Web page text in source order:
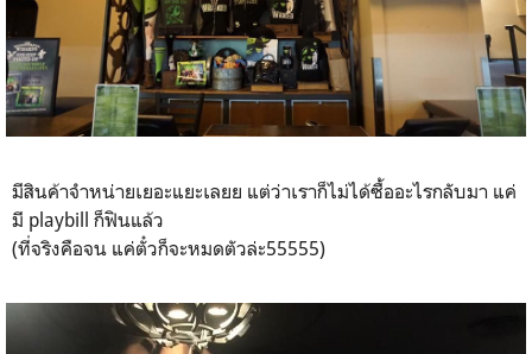
มีสินค้าจำหน่ายเยอะแยะเลยย แต่ว่าเราก็ไม่ได้ซื้ออะไรกลับมา แค่
มี playbill ก็ฟินแล้ว
(ที่จริงคือจน แค่ตั๋วก็จะหมดตัวล่ะ55555)